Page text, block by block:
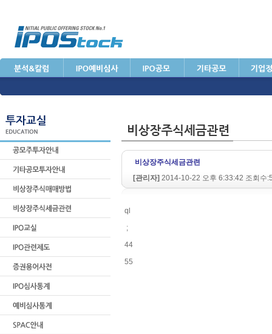
비상장주식세금관련
[관리자] 2014-10-22 오후 6:33:42 조회수
ql
;
44
55